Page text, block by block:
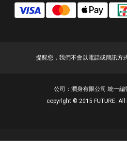
提醒您，我們不會以電話或簡訊方
公司：潤身有限公司 統一
copyrlght © 2015 FUTURE.